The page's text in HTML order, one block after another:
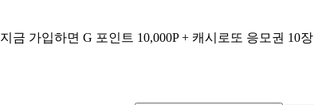
지금 가입하면 G 포인트 10,000P + 캐시로또 응모권 10장